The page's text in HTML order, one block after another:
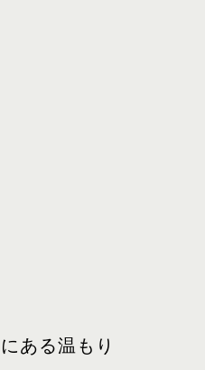
ある温もり